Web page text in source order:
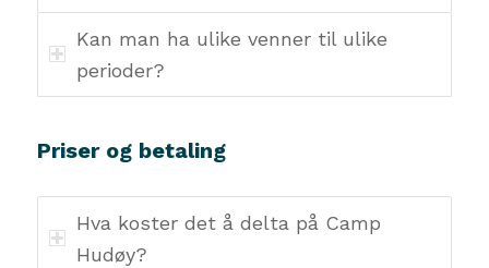
Kan man ha ulike venner til ulike
perioder?
Priser og betaling
Hva koster det å delta på Camp
Hudøy?